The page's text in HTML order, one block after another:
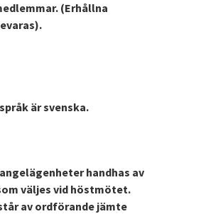
(Erhållna
är svenska.
handhas av
väljes vid höstmötet.
av ordförande jämte